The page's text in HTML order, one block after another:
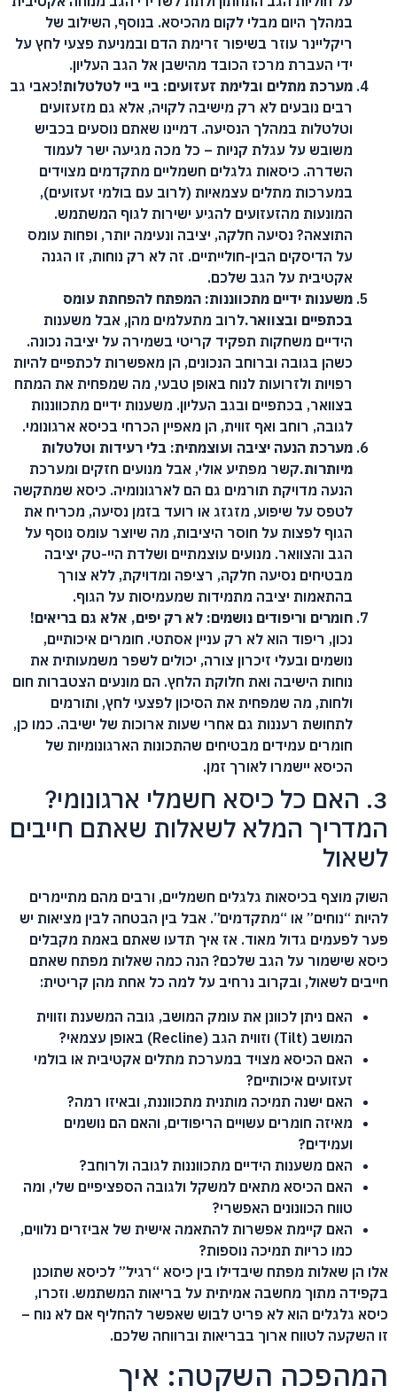
במהלך היום מבלי לקום מהכיסא. בנוסף, השילוב של
ריקליינר עוזר בשיפור זרימת הדם ובמניעת פצעי לחץ על
ידי העברת מרכז הכובד מהישבן אל הגב העליון.
מערכת מתלים ובלימת זעזועים: ביי ביי לטלטלות!כאבי גב
רבים נובעים לא רק מישיבה לקויה, אלא גם מזעזועים
וטלטלות במהלך הנסיעה. דמיינו שאתם נוסעים בכביש
משובש על עגלת קניות – כל מכה מגיעה ישר לעמוד
השדרה. כיסאות גלגלים חשמליים מתקדמים מצוידים
במערכות מתלים עצמאיות (לרוב עם בולמי זעזועים),
המונעות מהזעזועים להגיע ישירות לגוף המשתמש.
התוצאה? נסיעה חלקה, יציבה ונעימה יותר, ופחות עומס
על הדיסקים הבין-חולייתיים. זה לא רק נוחות, זו הגנה
אקטיבית על הגב שלכם.
משענות ידיים מתכווננות: המפתח להפחתת עומס
בכתפיים ובצוואר.לרוב מתעלמים מהן, אבל משענות
הידיים משחקות תפקיד קריטי בשמירה על יציבה נכונה.
כשהן בגובה וברוחב הנכונים, הן מאפשרות לכתפיים להיות
רפויות ולזרועות לנוח באופן טבעי, מה שמפחית את המתח
בצוואר, בכתפיים ובגב העליון. משענות ידיים מתכווננות
לגובה, רוחב ואף זווית, הן מאפיין הכרחי בכיסא ארגונומי.
מערכת הנעה יציבה ועוצמתית: בלי רעידות וטלטלות
מיותרות.קשר מפתיע אולי, אבל מנועים חזקים ומערכת
הנעה מדויקת תורמים גם הם לארגונומיה. כיסא שמתקשה
לטפס על שיפוע, מזגזג או רועד בזמן נסיעה, מכריח את
הגוף לפצות על חוסר היציבות, מה שיוצר עומס נוסף על
הגב והצוואר. מנועים עוצמתיים ושלדת היי-טק יציבה
מבטיחים נסיעה חלקה, רציפה ומדויקת, ללא צורך
בהתאמות יציבה מתמידות שמעמיסות על הגוף.
חומרים וריפודים נושמים: לא רק יפים, אלא גם בריאים!
נכון, ריפוד הוא לא רק עניין אסתטי. חומרים איכותיים,
נושמים ובעלי זיכרון צורה, יכולים לשפר משמעותית את
נוחות הישיבה ואת חלוקת הלחץ. הם מונעים הצטברות חום
ולחות, מה שמפחית את הסיכון לפצעי לחץ, ותורמים
לתחושת רעננות גם אחרי שעות ארוכות של ישיבה. כמו כן,
חומרים עמידים מבטיחים שהתכונות הארגונומיות של
הכיסא יישמרו לאורך זמן.
3. האם כל כיסא חשמלי ארגונומי?
המדריך המלא לשאלות שאתם חייבים
לשאול
השוק מוצף בכיסאות גלגלים חשמליים, ורבים מהם מתיימרים
להיות “נוחים” או “מתקדמים”. אבל בין הבטחה לבין מציאות יש
פער לפעמים גדול מאוד. אז איך תדעו שאתם באמת מקבלים
כיסא שישמור על הגב שלכם? הנה כמה שאלות מפתח שאתם
חייבים לשאול, ובקרוב נרחיב על למה כל אחת מהן קריטית:
האם ניתן לכוונן את עומק המושב, גובה המשענת וזווית
המושב (Tilt) וזווית הגב (Recline) באופן עצמאי?
האם הכיסא מצויד במערכת מתלים אקטיבית או בולמי
זעזועים איכותיים?
האם ישנה תמיכה מותנית מתכווננת, ובאיזו רמה?
מאיזה חומרים עשויים הריפודים, והאם הם נושמים
ועמידים?
האם משענות הידיים מתכווננות לגובה ולרוחב?
האם הכיסא מתאים למשקל ולגובה הספציפיים שלי, ומה
טווח הכוונונים האפשרי?
האם קיימת אפשרות להתאמה אישית של אביזרים נלווים,
כמו כריות תמיכה נוספות?
אלו הן שאלות מפתח שיבדילו בין כיסא “רגיל” לכיסא שתוכנן
בקפידה מתוך מחשבה אמיתית על בריאות המשתמש. וזכרו,
כיסא גלגלים הוא לא פריט לבוש שאפשר להחליף אם לא נוח –
זו השקעה לטווח ארוך בבריאות וברווחה שלכם.
המהפכה השקטה: איך